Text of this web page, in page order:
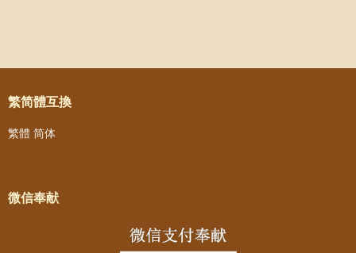
Post navigation
繁简體互換
繁體 简体
微信奉献